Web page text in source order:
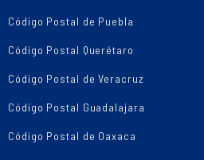
Código Postal de Puebla
Código Postal Querétaro
Código Postal de Veracruz
Código Postal Guadalajara
Código Postal de Oaxaca